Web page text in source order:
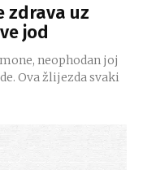
zdrava uz
jod
neophodan joj
Ova žlijezda svaki